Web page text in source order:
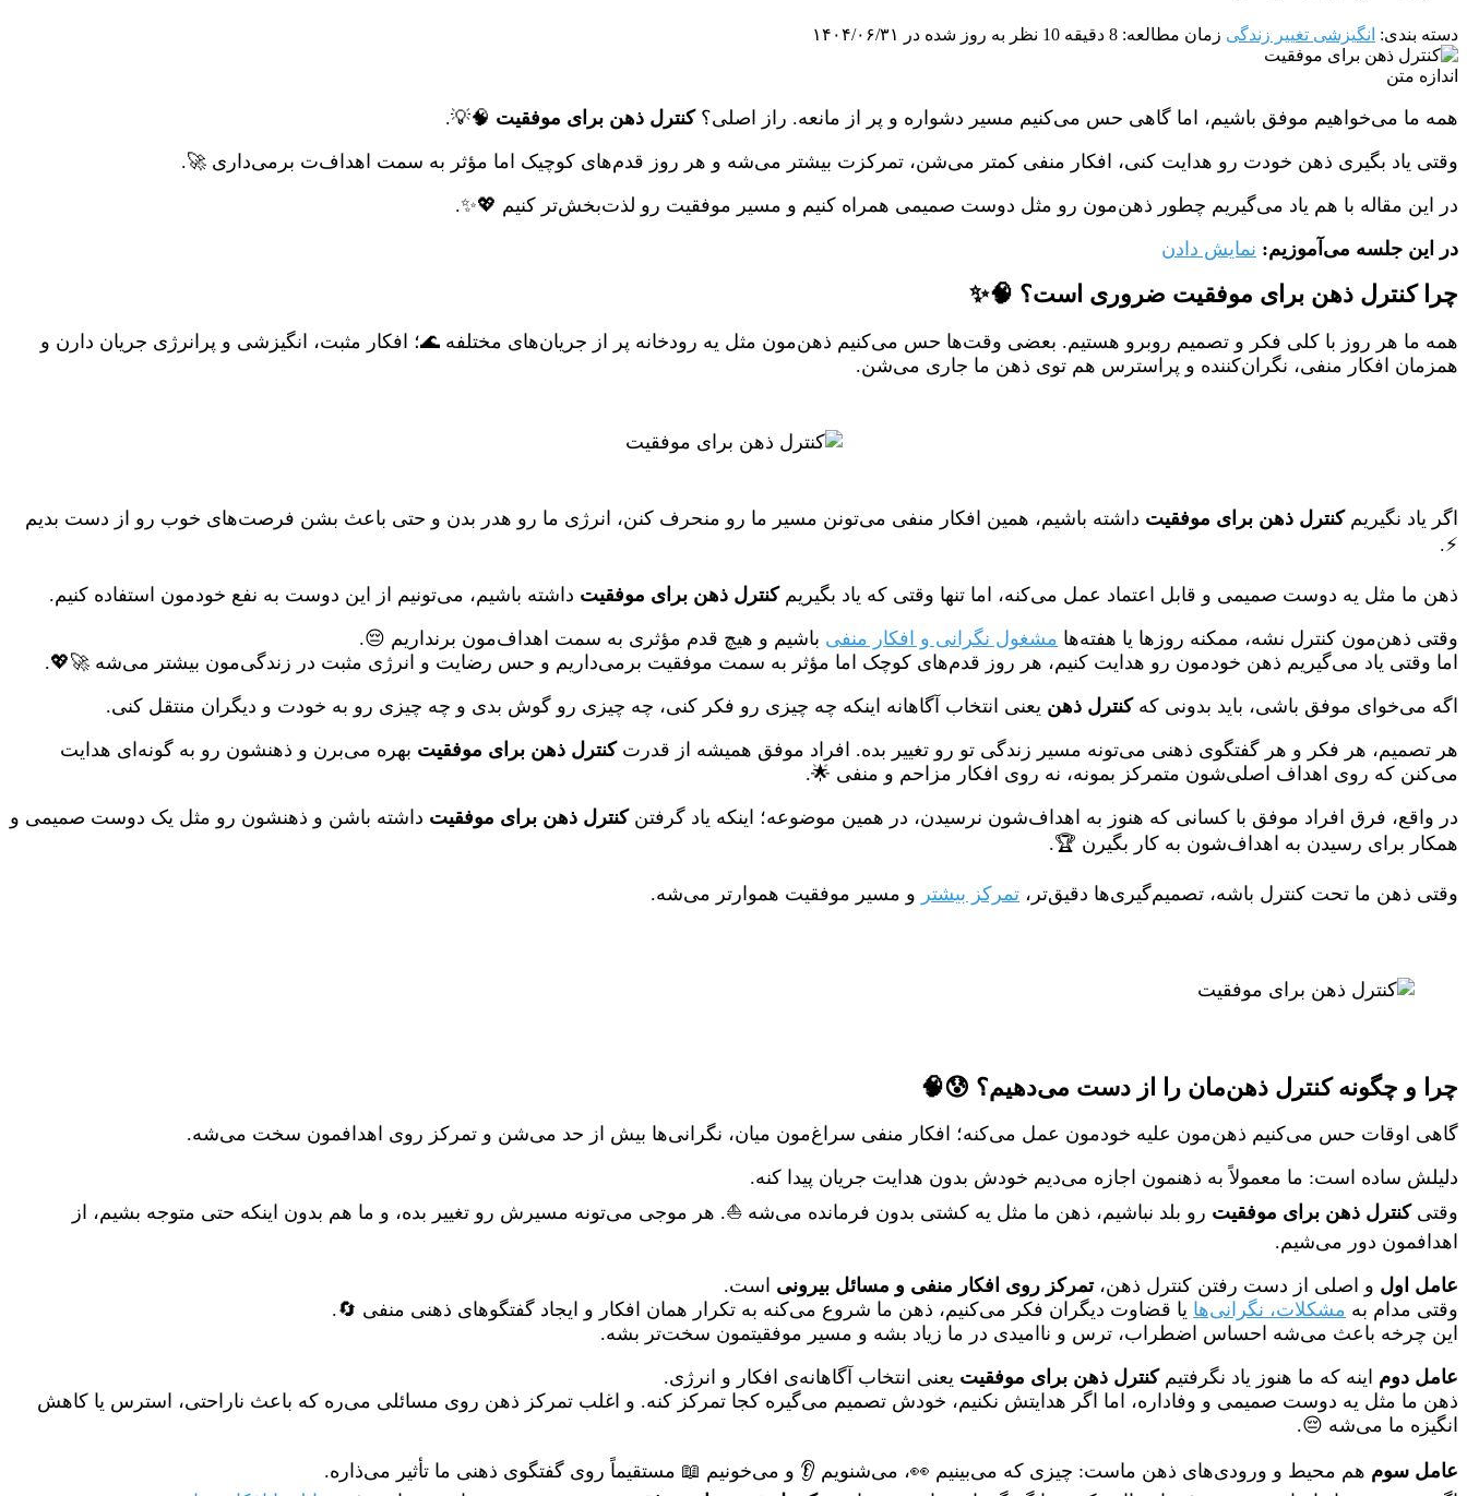
دسته بندی: انگیزشی تغییر زندگی زمان مطالعه: 8 دقیقه 10 نظر به روز شده در ۱۴۰۴/۰۶/۳۱
اندازه متن
همه ما می‌خواهیم موفق باشیم، اما گاهی حس می‌کنیم مسیر دشواره و پر از مانعه. راز اصلی؟کنترل ذهن برای موفقیت 🧠💡.
وقتی یاد بگیری ذهن خودت رو هدایت کنی، افکار منفی کمتر می‌شن، تمرکزت بیشتر می‌شه و هر روز قدم‌های کوچیک اما مؤثر به سمت اهداف‌ت برمی‌داری 🚀.
در این مقاله با هم یاد می‌گیریم چطور ذهن‌مون رو مثل دوست صمیمی همراه کنیم و مسیر موفقیت رو لذت‌بخش‌تر کنیم 💖✨.
در این جلسه می‌آموزیم: نمایش دادن
چرا کنترل ذهن برای موفقیت ضروری است؟ 🧠✨
همه ما هر روز با کلی فکر و تصمیم روبرو هستیم. بعضی وقت‌ها حس می‌کنیم ذهن‌مون مثل یه رودخانه پر از جریان‌های مختلفه 🌊؛ افکار مثبت، انگیزشی و پرانرژی جریان دارن و
همزمان افکار منفی، نگران‌کننده و پراسترس هم توی ذهن ما جاری می‌شن.
اگر یاد نگیریمکنترل ذهن برای موفقیت داشته باشیم، همین افکار منفی می‌تونن مسیر ما رو منحرف کنن، انرژی ما رو هدر بدن و حتی باعث بشن فرصت‌های خوب رو از دست بدیم
⚡.
ذهن ما مثل یه دوست صمیمی و قابل اعتماد عمل می‌کنه، اما تنها وقتی که یاد بگیریمکنترل ذهن برای موفقیت داشته باشیم، می‌تونیم از این دوست به نفع خودمون استفاده کنیم.
وقتی ذهن‌مون کنترل نشه، ممکنه روزها یا هفته‌ها مشغول نگرانی و افکار منفی باشیم و هیچ قدم مؤثری به سمت اهداف‌مون برنداریم 😔.
اما وقتی یاد می‌گیریم ذهن خودمون رو هدایت کنیم، هر روز قدم‌های کوچک اما مؤثر به سمت موفقیت برمی‌داریم و حس رضایت و انرژی مثبت در زندگی‌مون بیشتر می‌شه 🚀💖.
اگه می‌خوای موفق باشی، باید بدونی کهکنترل ذهن یعنی انتخاب آگاهانه اینکه چه چیزی رو فکر کنی، چه چیزی رو گوش بدی و چه چیزی رو به خودت و دیگران منتقل کنی.
هر تصمیم، هر فکر و هر گفتگوی ذهنی می‌تونه مسیر زندگی تو رو تغییر بده. افراد موفق همیشه از قدرتکنترل ذهن برای موفقیت بهره می‌برن و ذهنشون رو به گونه‌ای هدایت
می‌کنن که روی اهداف اصلی‌شون متمرکز بمونه، نه روی افکار مزاحم و منفی 🌟.
در واقع، فرق افراد موفق با کسانی که هنوز به اهداف‌شون نرسیدن، در همین موضوعه؛ اینکه یاد گرفتنکنترل ذهن برای موفقیت داشته باشن و ذهنشون رو مثل یک دوست صمیمی و
همکار برای رسیدن به اهداف‌شون به کار بگیرن 🏆.
وقتی ذهن ما تحت کنترل باشه، تصمیم‌گیری‌ها دقیق‌تر، تمرکز بیشتر و مسیر موفقیت هموارتر می‌شه.
چرا و چگونه کنترل ذهن‌مان را از دست می‌دهیم؟ 😰🧠
گاهی اوقات حس می‌کنیم ذهن‌مون علیه خودمون عمل می‌کنه؛ افکار منفی سراغ‌مون میان، نگرانی‌ها بیش از حد می‌شن و تمرکز روی اهدافمون سخت می‌شه.
دلیلش ساده است: ما معمولاً به ذهنمون اجازه می‌دیم خودش بدون هدایت جریان پیدا کنه.
وقتیکنترل ذهن برای موفقیت رو بلد نباشیم، ذهن ما مثل یه کشتی بدون فرمانده می‌شه ⛵. هر موجی می‌تونه مسیرش رو تغییر بده، و ما هم بدون اینکه حتی متوجه بشیم، از
اهدافمون دور می‌شیم.
عامل اول و اصلی از دست رفتن کنترل ذهن،تمرکز روی افکار منفی و مسائل بیرونی است.
وقتی مدام به مشکلات، نگرانی‌ها یا قضاوت دیگران فکر می‌کنیم، ذهن ما شروع می‌کنه به تکرار همان افکار و ایجاد گفتگوهای ذهنی منفی 🔄.
این چرخه باعث می‌شه احساس اضطراب، ترس و ناامیدی در ما زیاد بشه و مسیر موفقیتمون سخت‌تر بشه.
عامل دوم اینه که ما هنوز یاد نگرفتیمکنترل ذهن برای موفقیت یعنی انتخاب آگاهانه‌ی افکار و انرژی.
ذهن ما مثل یه دوست صمیمی و وفاداره، اما اگر هدایتش نکنیم، خودش تصمیم می‌گیره کجا تمرکز کنه. و اغلب تمرکز ذهن روی مسائلی می‌ره که باعث ناراحتی، استرس یا کاهش
انگیزه ما می‌شه 😔.
عامل سوم هم محیط و ورودی‌های ذهن ماست: چیزی که می‌بینیم 👀، می‌شنویم 👂 و می‌خونیم 📖 مستقیماً روی گفتگوی ذهنی ما تأثیر می‌ذاره.